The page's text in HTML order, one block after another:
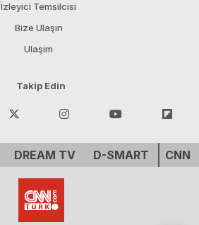
İzleyici Temsilcisi
Bize Ulaşın
Ulaşım
Takip Edin
DREAM TV D-SMART CNN